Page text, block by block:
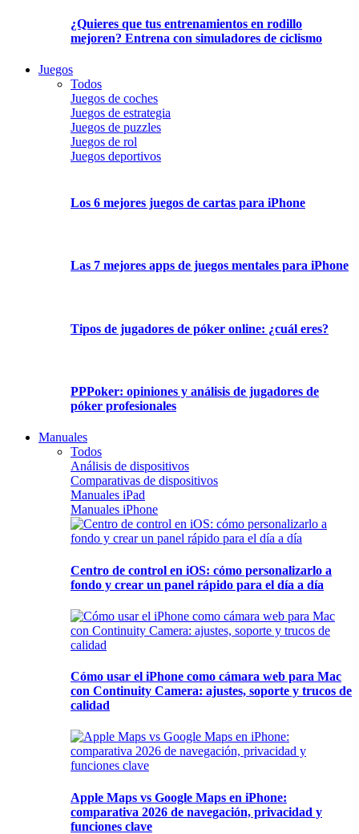
¿Quieres que tus entrenamientos en rodillo
mejoren? Entrena con simuladores de ciclismo
Juegos
Todos
Juegos de coches
Juegos de estrategia
Juegos de puzzles
Juegos de rol
Juegos deportivos
Los 6 mejores juegos de cartas para iPhone
Las 7 mejores apps de juegos mentales para iPhone
Tipos de jugadores de póker online: ¿cuál eres?
PPPoker: opiniones y análisis de jugadores de
póker profesionales
Manuales
Todos
Análisis de dispositivos
Comparativas de dispositivos
Manuales iPad
Manuales iPhone
Centro de control en iOS: cómo personalizarlo a
fondo y crear un panel rápido para el día a día
Cómo usar el iPhone como cámara web para Mac
con Continuity Camera: ajustes, soporte y trucos de
calidad
Apple Maps vs Google Maps en iPhone:
comparativa 2026 de navegación, privacidad y
funciones clave